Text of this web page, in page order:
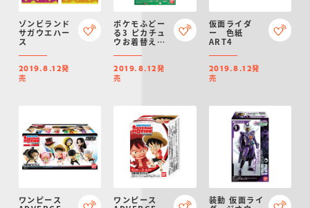
ゾンビランド
サガウエハー
ス
2019.8.12発
売
ポケモふどー
る3 ピカチュ
ウお着替えセ
2019.8.12発
売
仮面ライダ
ー 色紙
ART4
2019.8.12発
売
ワンピース
ワンピース
装動 仮面ライ